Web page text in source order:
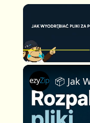
l n
m
u
t